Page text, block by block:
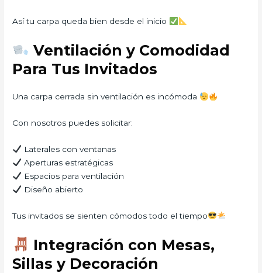
Así tu carpa queda bien desde el inicio
Ventilación y Comodidad
Para Tus Invitados
Una carpa cerrada sin ventilación es incómoda
Con nosotros puedes solicitar:
Laterales con ventanas
Aperturas estratégicas
Espacios para ventilación
Diseño abierto
Tus invitados se sienten cómodos todo el tiempo
Integración con Mesas,
Sillas y Decoración